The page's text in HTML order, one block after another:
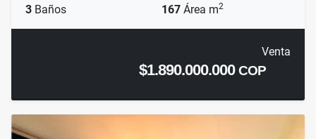
3 Baños 167 Área m2
Venta
$1.890.000.000COP